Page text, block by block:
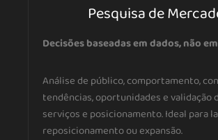
Pesquisa de
Decisões baseadas em dados, não
Análise de público, comportamento,
tendências, oportunidades e validação
serviços e posicionamento. Ideal para
reposicionamento ou expansão.